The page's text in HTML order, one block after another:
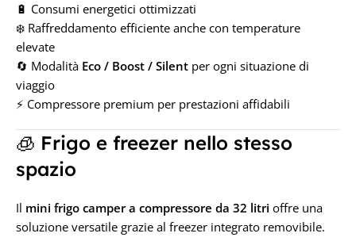
🔋 Consumi energetici ottimizzati
❄️ Raffreddamento efficiente anche con temperature
elevate
🔄 Modalità Eco / Boost / Silent per ogni situazione di
viaggio
⚡ Compressore premium per prestazioni affidabili
🧊 Frigo e freezer nello stesso
spazio
Il mini frigo camper a compressore da 32 litri offre una
soluzione versatile grazie al freezer integrato removibile.